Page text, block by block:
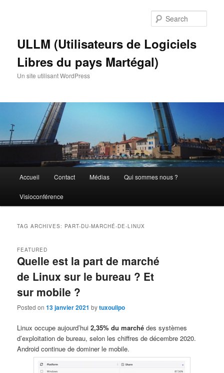
ULLM (Utilisateurs de Logiciels
Libres du pays Martégal)
Un site utilisant WordPress
Accueil Contact Médias Qui sommes nous ?
Visioconférence
TAG ARCHIVES: PART-DU-MARCHÉ-DE-LINUX
Quelle est la part de marché
de Linux sur le bureau ? Et
sur mobile ?
FEATURED
Posted on13 janvier 2021 bytuxoulipo
Linux occupe aujourd’hui2,35% du marché des systèmes
d’exploitation de bureau, selon les chiffres de décembre 2020.
Android continue de dominer le mobile.